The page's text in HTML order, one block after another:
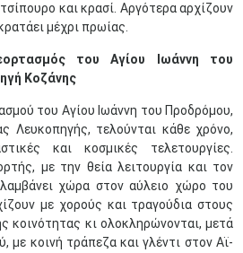
και κρασί. Αργότερα αρχίζουν
μέχρι πρωίας.
του Αγίου Ιωάννη του
Κοζάνης
του Αγίου Ιωάννη του Προδρόμου,
Λευκοπηγής, τελούνται κάθε χρόνο,
και κοσμικές τελετουργίες.
με την θεία λειτουργία και τον
χώρα στον αύλειο χώρο του
με χορούς και τραγούδια στους
κοινότητας κι ολοκληρώνονται, μετά
με κοινή τράπεζα και γλέντι στον Αϊ-